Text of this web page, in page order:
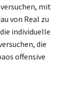
mit
von Real zu
individuelle
die
offensive